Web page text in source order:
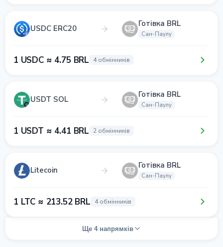
USDC ERC20 Готівка BRL
Сан-Паулу
1 USDC ≈ 4.75 BRL 4 обмінників
USDT SOL Готівка BRL
Сан-Паулу
1 USDT ≈ 4.41 BRL 2 обмінників
Litecoin Готівка BRL
Сан-Паулу
1 LTC ≈ 213.52 BRL 4 обмінників
Ще 4 напрямків